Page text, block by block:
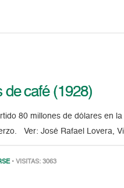
de café (1928)
80 millones de dólares en
Ver: José Rafael Lovera,
• VISITAS: 3063